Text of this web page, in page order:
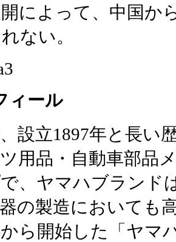
によって、中国か
ない。
ィール
設立1897年と長い
用品・自動車部品
、ヤマハブランド
の製造においても
ら開始した「ヤマ